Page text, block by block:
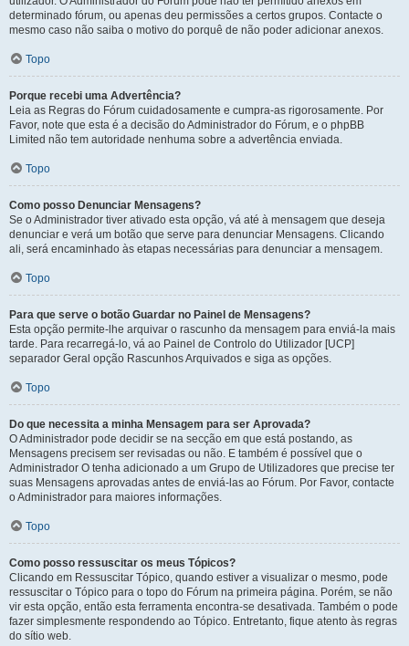
determinado fórum, ou apenas deu permissões a certos grupos. Contacte o
mesmo caso não saiba o motivo do porquê de não poder adicionar anexos.
Topo
Porque recebi uma Advertência?
Leia as Regras do Fórum cuidadosamente e cumpra-as rigorosamente. Por
Favor, note que esta é a decisão do Administrador do Fórum, e o phpBB
Limited não tem autoridade nenhuma sobre a advertência enviada.
Topo
Como posso Denunciar Mensagens?
Se o Administrador tiver ativado esta opção, vá até à mensagem que deseja
denunciar e verá um botão que serve para denunciar Mensagens. Clicando
ali, será encaminhado às etapas necessárias para denunciar a mensagem.
Topo
Para que serve o botão Guardar no Painel de Mensagens?
Esta opção permite-lhe arquivar o rascunho da mensagem para enviá-la mais
tarde. Para recarregá-lo, vá ao Painel de Controlo do Utilizador [UCP]
separador Geral opção Rascunhos Arquivados e siga as opções.
Topo
Do que necessita a minha Mensagem para ser Aprovada?
O Administrador pode decidir se na secção em que está postando, as
Mensagens precisem ser revisadas ou não. E também é possível que o
Administrador O tenha adicionado a um Grupo de Utilizadores que precise ter
suas Mensagens aprovadas antes de enviá-las ao Fórum. Por Favor, contacte
o Administrador para maiores informações.
Topo
Como posso ressuscitar os meus Tópicos?
Clicando em Ressuscitar Tópico, quando estiver a visualizar o mesmo, pode
ressuscitar o Tópico para o topo do Fórum na primeira página. Porém, se não
vir esta opção, então esta ferramenta encontra-se desativada. Também o pode
fazer simplesmente respondendo ao Tópico. Entretanto, fique atento às regras
do sítio web.